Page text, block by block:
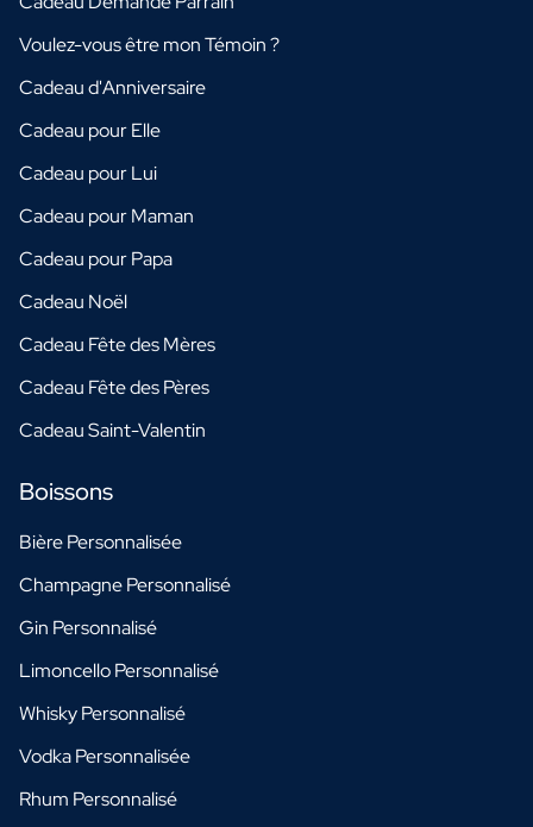
Voulez-vous être mon Témoin ?
Cadeau d'Anniversaire
Cadeau pour Elle
Cadeau pour Lui
Cadeau pour Maman
Cadeau pour Papa
Cadeau Noël
Cadeau Fête des Mères
Cadeau Fête des Pères
Cadeau Saint-Valentin
Boissons
Bière Personnalisée
Champagne Personnalisé
Gin Personnalisé
Limoncello Personnalisé
Whisky Personnalisé
Vodka Personnalisée
Rhum Personnalisé